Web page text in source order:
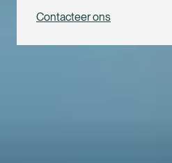
Contacteer ons